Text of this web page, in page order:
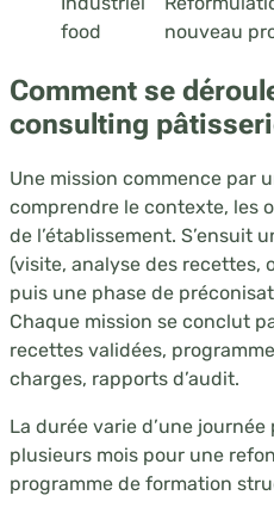
food
nouveau
Comment se
consulting
Une mission commence par
comprendre le contexte, les
de l’établissement. S’ensuit
(visite, analyse des recettes,
puis une phase de
Chaque mission se conclut
recettes validées,
charges, rapports d’audit.
La durée varie d’une
plusieurs mois pour une
programme de formation